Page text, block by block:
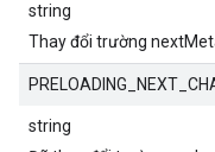
string
Thay đổi trường
string